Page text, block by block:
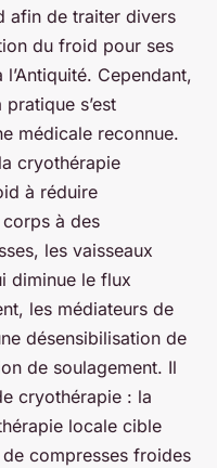
afin de traiter divers
du froid pour ses
Cependant,
s’est
médicale reconnue.
cryothérapie
à réduire
corps à des
les vaisseaux
diminue le flux
les médiateurs de
désensibilisation de
de soulagement. Il
cryothérapie : la
locale cible
compresses froides